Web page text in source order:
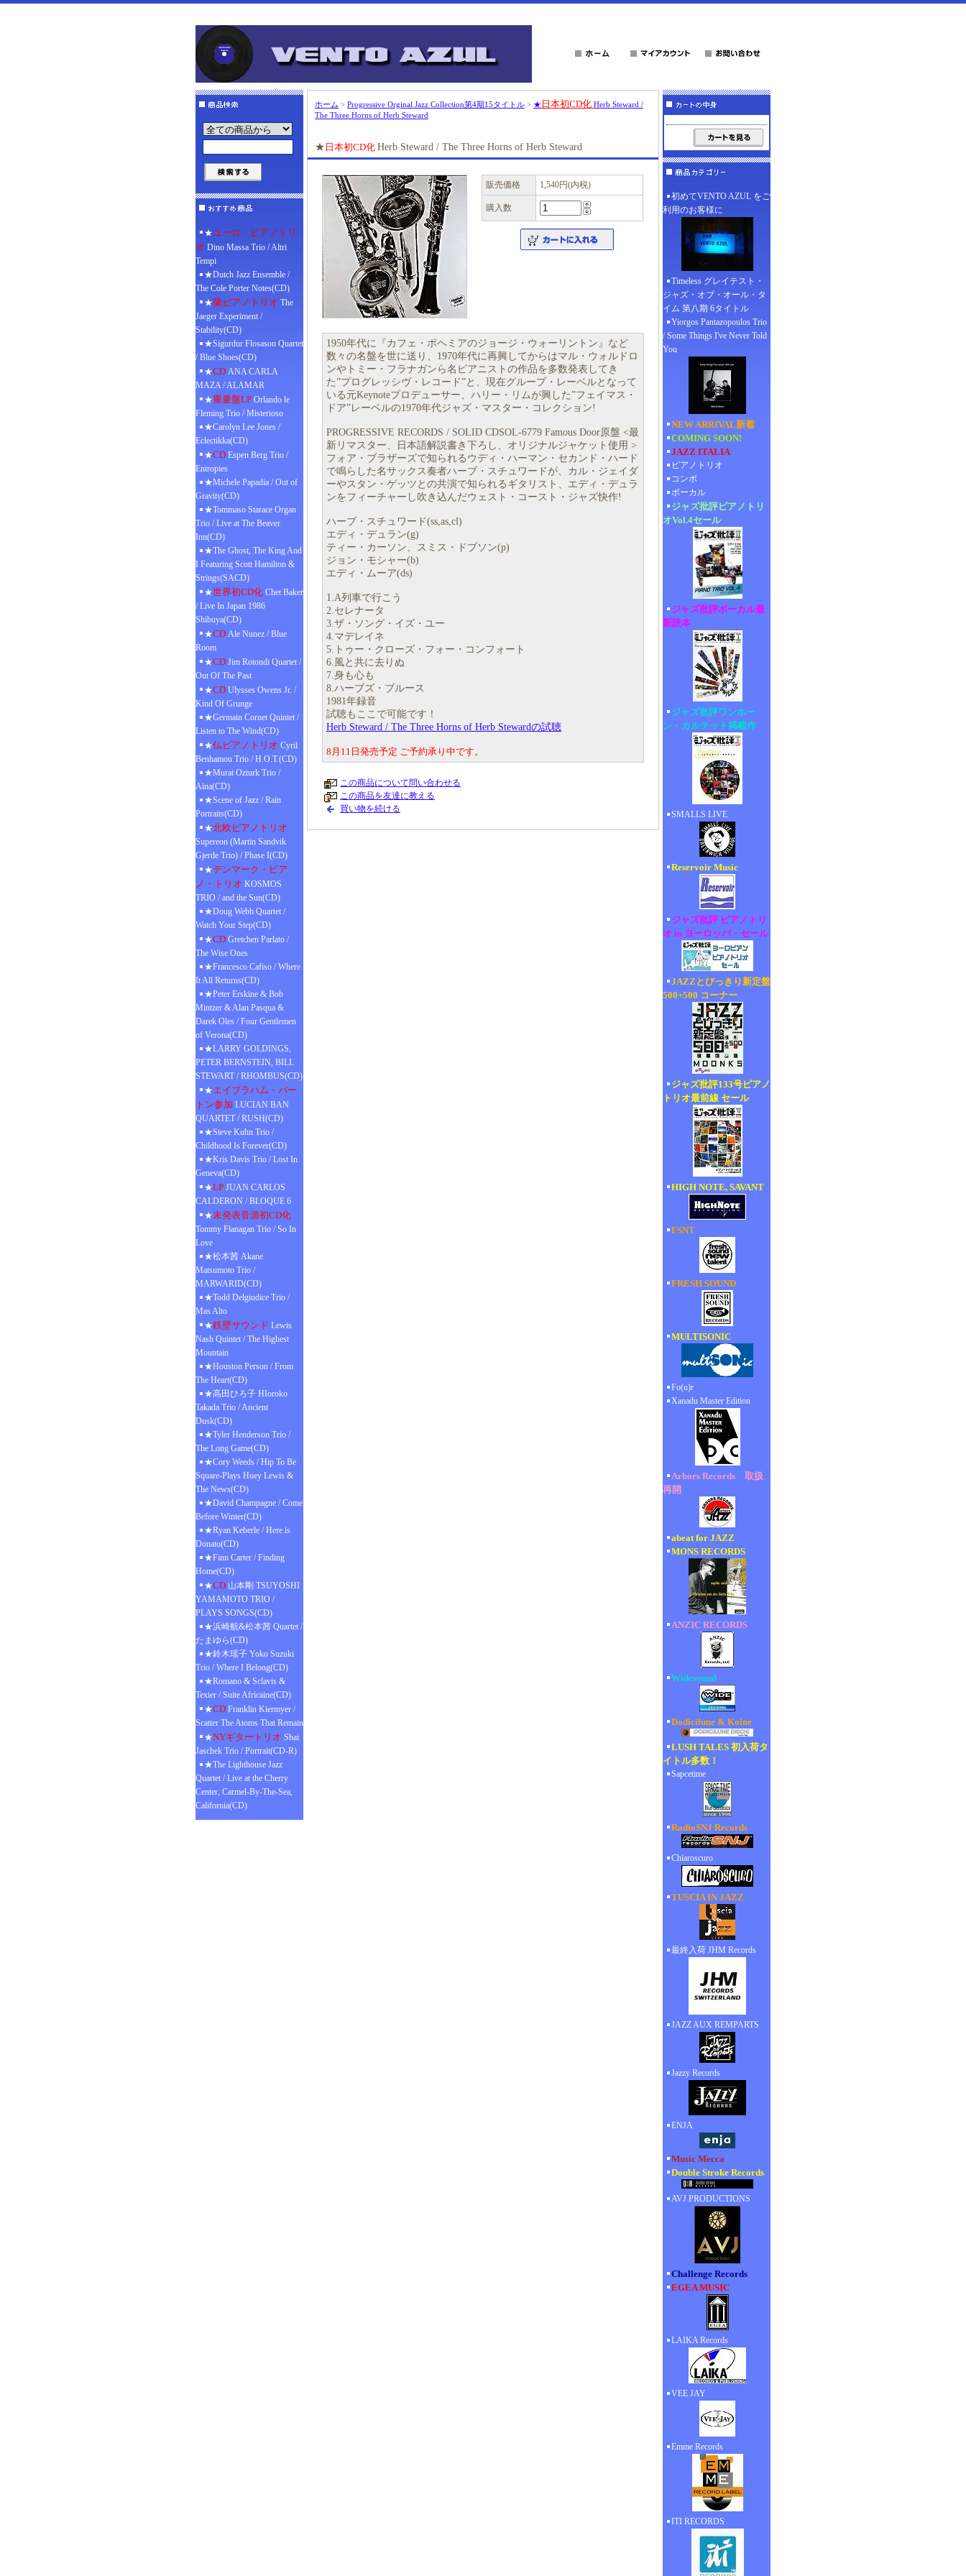
★ユーロ・ピアノトリ
オ Dino Massa Trio / Altri
Tempi
★Dutch Jazz Ensemble /
The Cole Porter Notes(CD)
★蘭ピアノトリオ The
Jaeger Experiment /
Stability(CD)
★Sigurdur Flosason Quartet
/ Blue Shoes(CD)
★CD ANA CARLA
MAZA / ALAMAR
★重量盤LP Orlando le
Fleming Trio / Misterioso
★Carolyn Lee Jones /
Eclectikka(CD)
★CD Espen Berg Trio /
Entropies
★Michele Papadia / Out of
Gravity(CD)
★Tommaso Starace Organ
Trio / Live at The Beaver
Inn(CD)
★The Ghost, The King And
I Featuring Scott Hamilton &
Strings(SACD)
★世界初CD化 Chet Baker
/ Live In Japan 1986
Shibuya(CD)
★CD Ale Nunez / Blue
Room
★CD Jim Rotondi Quartet /
Out Of The Past
★CD Ulysses Owens Jr. /
Kind Of Grunge
★Germain Cornet Quintet /
Listen to The Wind(CD)
★仏ピアノトリオ Cyril
Benhamou Trio / H.O.T.(CD)
★Murat Ozturk Trio /
Aina(CD)
★Scene of Jazz / Rain
Portraits(CD)
★北欧ピアノトリオ
Supereon (Martin Sandvik
Gjerde Trio) / Phase I(CD)
★デンマーク・ピア
ノ・トリオ KOSMOS
TRIO / and the Sun(CD)
★Doug Webb Quartet /
Watch Your Step(CD)
★CD Gretchen Parlato /
The Wise Ones
★Francesco Cafiso / Where
It All Returns(CD)
★Peter Erskine & Bob
Mintzer & Alan Pasqua &
Darek Oles / Four Gentlemen
of Verona(CD)
★LARRY GOLDINGS,
PETER BERNSTEIN, BILL
STEWART / RHOMBUS(CD)
★エイブラハム・バー
トン参加 LUCIAN BAN
QUARTET / RUSH(CD)
★Steve Kuhn Trio /
Childhood Is Forever(CD)
★Kris Davis Trio / Lost In
Geneva(CD)
★LP JUAN CARLOS
CALDERON / BLOQUE 6
★未発表音源初CD化
Tommy Flanagan Trio / So In
Love
★松本茜 Akane
Matsumoto Trio /
MARWARID(CD)
★Todd Delgiudice Trio /
Mas Alto
★鉄壁サウンド Lewis
Nash Quintet / The Highest
Mountain
★Houston Person / From
The Heart(CD)
★高田ひろ子 HIoroko
Takada Trio / Ancient
Dusk(CD)
★Tyler Henderson Trio /
The Long Game(CD)
★Cory Weeds / Hip To Be
Square-Plays Huey Lewis &
The News(CD)
★David Champagne / Come
Before Winter(CD)
★Ryan Keberle / Here is
Donato(CD)
★Finn Carter / Finding
Home(CD)
★CD 山本剛 TSUYOSHI
YAMAMOTO TRIO /
PLAYS SONGS(CD)
★浜崎航&松本茜 Quartet /
たまゆら(CD)
★鈴木瑶子 Yoko Suzuki
Trio / Where I Belong(CD)
★Romano & Sclavis &
Texier / Suite Africaine(CD)
★CD Franklin Kiermyer /
Scatter The Atoms That Remain
★NYギタートリオ Shai
Jaschek Trio / Portrait(CD-R)
★The Lighthouse Jazz
Quartet / Live at the Cherry
Center, Carmel-By-The-Sea,
California(CD)
ホーム > Progressive Orginal Jazz Collection第4期15タイトル > ★ 日本初CD化 Herb Steward /
The Three Horns of Herb Steward
★ 日本初CD化 Herb Steward / The Three Horns of Herb Steward
販売価格 1,540円(内税)
購入数
1950年代に『カフェ・ボヘミアのジョージ・ウォーリントン』など
数々の名盤を世に送り、1970年代に再興してからはマル・ウォルドロ
ンやトミー・フラナガンら名ピアニストの作品を多数発表してき
た”プログレッシヴ・レコード”と、現在グループ・レーベルとなって
いる元Keynoteプロデューサー、ハリー・リムが興した”フェイマス・
ドア”レーベルの1970年代ジャズ・マスター・コレクション!
PROGRESSIVE RECORDS / SOLID CDSOL-6779 Famous Door原盤 <最
新リマスター、日本語解説書き下ろし、オリジナルジャケット使用 >
フォア・ブラザーズで知られるウディ・ハーマン・セカンド・ハード
で鳴らした名サックス奏者ハーブ・スチュワードが、カル・ジェイダ
ーやスタン・ゲッツとの共演で知られるギタリスト、エディ・デュラ
ンをフィーチャーし吹き込んだウェスト・コースト・ジャズ快作!
ハーブ・スチュワード(ss,as,cl)
エディ・デュラン(g)
ティー・カーソン、スミス・ドブソン(p)
ジョン・モシャー(b)
エディ・ムーア(ds)
1.A列車で行こう
2.セレナータ
3.ザ・ソング・イズ・ユー
4.マデレイネ
5.トゥー・クローズ・フォー・コンフォート
6.風と共に去りぬ
7.身も心も
8.ハーブズ・ブルース
1981年録音
試聴もここで可能です！
Herb Steward / The Three Horns of Herb Stewardの試聴
8月11日発売予定 ご予約承り中です。
この商品について問い合わせる
この商品を友達に教える
買い物を続ける
初めてVENTO AZUL をご
利用のお客様に
Timeless グレイテスト・
ジャズ・オブ・オール・タ
イム 第八期 6タイトル
Yiorgos Pantazopoulos Trio
/ Some Things I've Never Told
You
NEW ARRIVAL新着
COMING SOON!
JAZZ ITALIA
ピアノトリオ
コンボ
ボーカル
ジャズ批評ピアノトリ
オVol.4セール
ジャズ批評ボーカル最
新読本
ジャズ批評ワンホー
ン・カルテット掲載作
SMALLS LIVE
Reservoir Music
ジャズ批評 ピアノトリ
オ in ヨーロッパ・セール
JAZZとびっきり新定盤
500+500 コーナー
ジャズ批評133号ピアノ
トリオ最前線 セール
HIGH NOTE, SAVANT
FSNT
FRESH SOUND
MULTISONIC
Fo(u)r
Xanadu Master Edition
Arbors Records 取扱
再開
abeat for JAZZ
MONS RECORDS
ANZIC RECORDS
Widesound
Dodicilune & Koine
LUSH TALES 初入荷タ
イトル多数！
Sapcetime
RadioSNJ Records
Chiaroscuro
TUSCIA IN JAZZ
最終入荷 JHM Records
JAZZ AUX REMPARTS
Jazzy Records
ENJA
Music Mecca
Double Stroke Records
AVJ PRODUCTIONS
Challenge Records
EGEA MUSIC
LAIKA Records
VEE JAY
Emme Records
ITI RECORDS